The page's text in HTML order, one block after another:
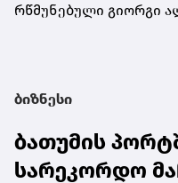
რწმუნებული გიორგი
ბიზნესი
ბათუმის
სარეკორდო